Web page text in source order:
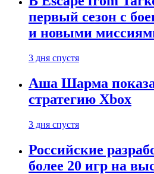
первый сезон с
и новыми
3 дня спустя
Аша Шарма
стратегию Xbox
3 дня спустя
Российские
более 20 игр на